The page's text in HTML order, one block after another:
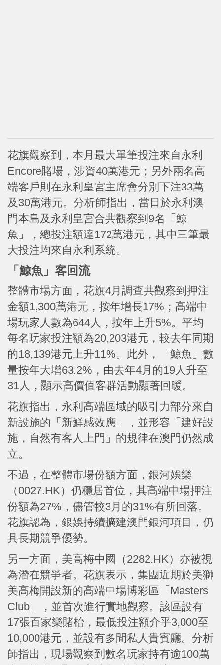
花旗觀察到，本月最大單筆投注來自永利
Encore賭場，涉資40萬港元；另外兩名高
端客戶則在永利皇宮主席會分別下注33萬
及30萬港元。分析師指出，當日於永利澳
門本島及永利皇宮合共觀察到9名「鯨
魚」，總投注額達172萬港元，其中三筆最
大投注均來自永利系統。
「鯨魚」客回流
整體市場方面，花旗4月調查共觀察到押注
金額1,300萬港元，按年增長17%；高端中
場玩家人數為644人，按年上升5%。平均
每名玩家投注額為20,203港元，較去年同期
的18,139港元上升11%。此外，「鯨魚」數
量按年大增63.2%，由去年4月的19人升至
31人，顯示高價值客群活動顯著回暖。
花旗指出，永利高端區域的吸引力部分來自
新設施的「新鮮感效應」，並形容「建好設
施，自然有客人上門」的規律在澳門仍然成
立。
不過，在整體市場份額方面，銀河娛樂
（0027.HK）仍穩居首位，其高端中場押注
份額為27%，儘管較3月的31%有所回落。
花旗認為，銀娛持續擴建澳門銀河項目，仍
具長期競爭優勢。
另一方面，美高梅中國（2282.HK）亦被視
為潛在競爭者。花旗表示，集團近期於美獅
美高梅開設新的高端中場博彩區「Masters
Club」，並首次進行實地觀察。該區設有
17張百家樂賭枱，最低投注額介乎3,000至
10,000港元，並設有多間私人貴賓廳。分析
師指出，現場觀察到數名玩家持有逾100萬